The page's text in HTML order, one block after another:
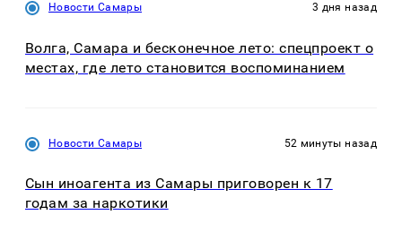
Новости Самары 3 дня назад
Волга, Самара и бесконечное лето: спецпроект о
местах, где лето становится воспоминанием
Новости Самары 52 минуты назад
Сын иноагента из Самары приговорен к 17
годам за наркотики